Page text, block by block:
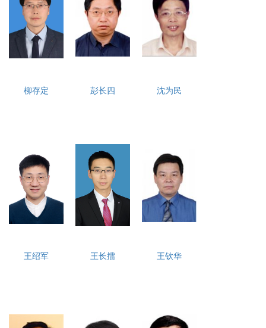
柳存定 彭长四 沈为民
王绍军 王长擂 王钦华